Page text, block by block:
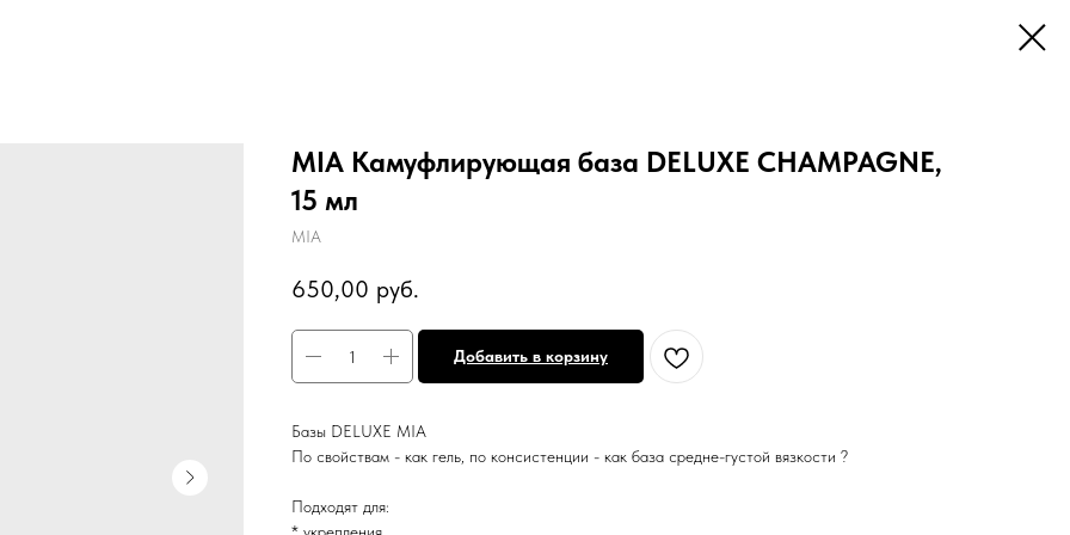
MIA Камуфлирующая база DELUXE CHAMPAGNE,
15 мл
MIA
650,00 руб.
Добавить в корзину
Базы DELUXE MIA
По свойствам - как гель, по консистенции - как база средне-густой вязкости ?
Подходят для: